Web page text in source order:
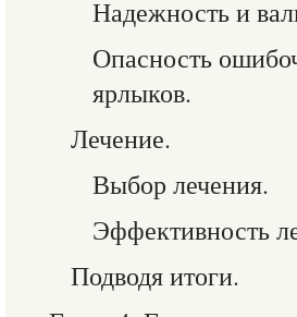
Надежность и
Опасность
ярлыков.
Лечение.
Выбор лечения.
Эффективность
Подводя итоги.